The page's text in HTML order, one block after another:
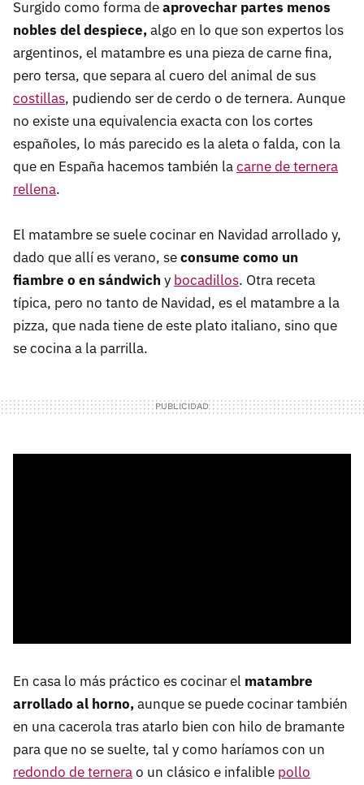
Surgido como forma deaprovechar partes menos
nobles del despiece,algo en lo que son expertos los
argentinos, el matambre es una pieza de carne fina,
pero tersa, que separa al cuero del animal de sus
costillas, pudiendo ser de cerdo o de ternera. Aunque
no existe una equivalencia exacta con los cortes
españoles, lo más parecido es la aleta o falda, con la
que en España hacemos también lacarne de ternera
rellena.
El matambre se suele cocinar en Navidad arrollado y,
dado que allí es verano, seconsume como un
fiambre o en sándwich y bocadillos. Otra receta
típica, pero no tanto de Navidad, es el matambre a la
pizza, que nada tiene de este plato italiano, sino que
se cocina a la parrilla.
En casa lo más práctico es cocinar el matambre
arrollado al horno,aunque se puede cocinar también
en una cacerola tras atarlo bien con hilo de bramante
para que no se suelte, tal y como haríamos con un
redondo de ternerao un clásico e infalible pollo